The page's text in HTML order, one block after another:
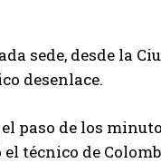
sede, desde la
desenlace.
paso de los
técnico de